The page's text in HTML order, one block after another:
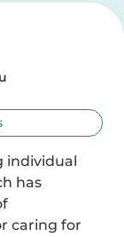
individual
has
caring for